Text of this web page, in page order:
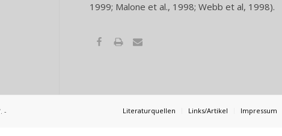
1999; Malone et al., 1998; Webb et al, 1998).
- Literaturquellen Links/Artikel Impressum